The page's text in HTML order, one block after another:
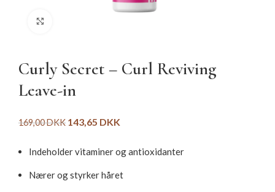
Curly Secret – Curl Reviving
Leave-in
169,00DKK 143,65 DKK
Indeholder vitaminer og antioxidanter
Nærer og styrker håret